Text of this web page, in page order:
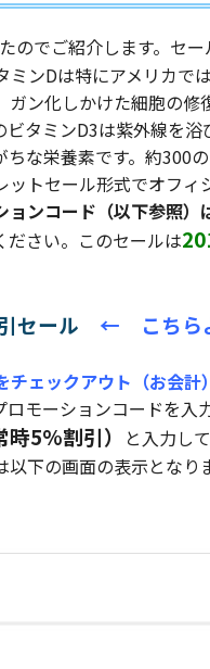
のでご紹介します。セ
ミンDは特にアメリカで
ン化しかけた細胞の
タミンD3は紫外線を
な栄養素です。約300
トセール形式でオフ
ョンコード（以下参照
ださい。このセールは
セール ← こちら
ェックアウト（お会
モーションコードを入
5%割引）
と入力し
下の画面の表示となり